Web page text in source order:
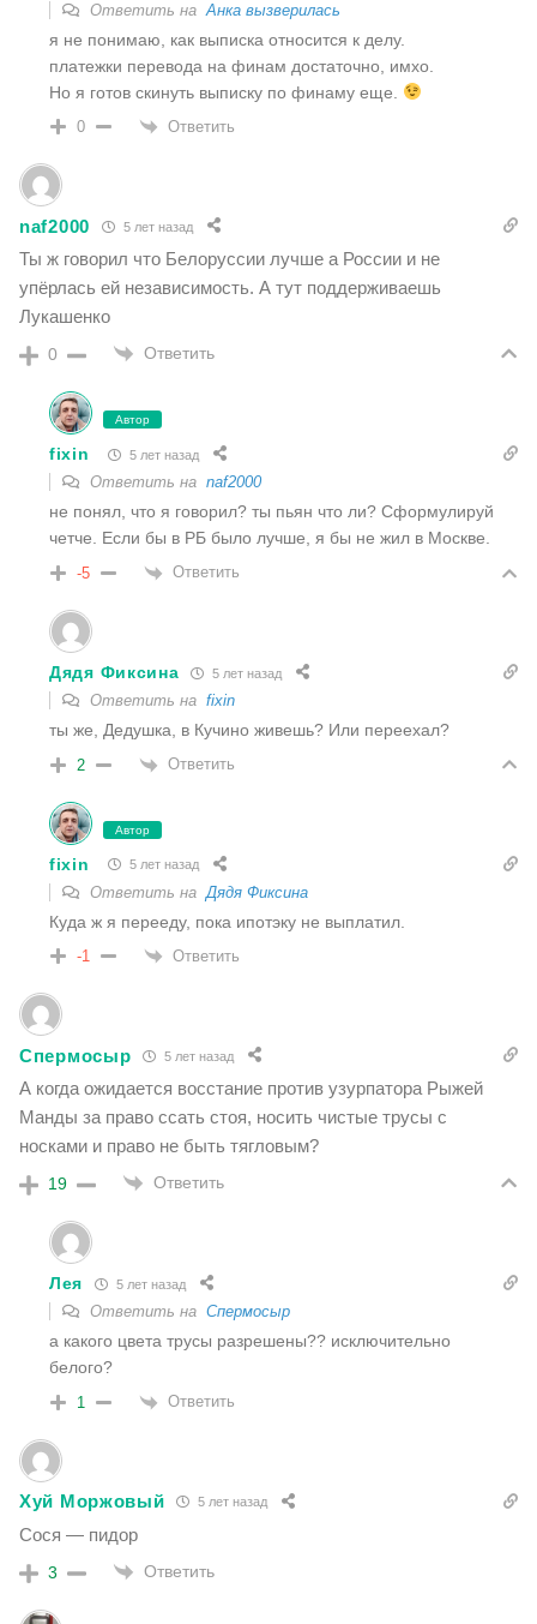
Ответить на Анка вызверилась
я не понимаю, как выписка относится к делу.
платежки перевода на финам достаточно, имхо.
Но я готов скинуть выписку по финаму еще.
0 Ответить
naf2000 5 лет назад
Ты ж говорил что Белоруссии лучше а России и не
упёрлась ей независимость. А тут поддерживаешь
Лукашенко
0 Ответить
Автор
fixin 5 лет назад
Ответить на naf2000
не понял, что я говорил? ты пьян что ли? Сформулируй
четче. Если бы в РБ было лучше, я бы не жил в Москве.
-5 Ответить
Дядя Фиксина 5 лет назад
Ответить на fixin
ты же, Дедушка, в Кучино живешь? Или переехал?
2 Ответить
Автор
fixin 5 лет назад
Ответить на Дядя Фиксина
Куда ж я перееду, пока ипотэку не выплатил.
-1 Ответить
Спермосыр 5 лет назад
А когда ожидается восстание против узурпатора Рыжей
Манды за право ссать стоя, носить чистые трусы с
носками и право не быть тягловым?
19 Ответить
Лея 5 лет назад
Ответить на Спермосыр
а какого цвета трусы разрешены?? исключительно
белого?
1 Ответить
Хуй Моржовый 5 лет назад
Сося — пидор
3 Ответить